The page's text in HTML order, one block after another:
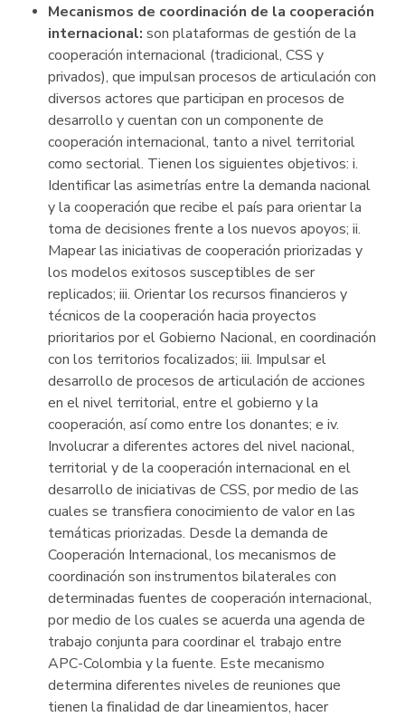
Mecanismos de coordinación de la cooperación
internacional: son plataformas de gestión de la
cooperación internacional (tradicional, CSS y
privados), que impulsan procesos de articulación con
diversos actores que participan en procesos de
desarrollo y cuentan con un componente de
cooperación internacional, tanto a nivel territorial
como sectorial. Tienen los siguientes objetivos: i.
Identificar las asimetrías entre la demanda nacional
y la cooperación que recibe el país para orientar la
toma de decisiones frente a los nuevos apoyos; ii.
Mapear las iniciativas de cooperación priorizadas y
los modelos exitosos susceptibles de ser
replicados; iii. Orientar los recursos financieros y
técnicos de la cooperación hacia proyectos
prioritarios por el Gobierno Nacional, en coordinación
con los territorios focalizados; iii. Impulsar el
desarrollo de procesos de articulación de acciones
en el nivel territorial, entre el gobierno y la
cooperación, así como entre los donantes; e iv.
Involucrar a diferentes actores del nivel nacional,
territorial y de la cooperación internacional en el
desarrollo de iniciativas de CSS, por medio de las
cuales se transfiera conocimiento de valor en las
temáticas priorizadas. Desde la demanda de
Cooperación Internacional, los mecanismos de
coordinación son instrumentos bilaterales con
determinadas fuentes de cooperación internacional,
por medio de los cuales se acuerda una agenda de
trabajo conjunta para coordinar el trabajo entre
APC-Colombia y la fuente. Este mecanismo
determina diferentes niveles de reuniones que
tienen la finalidad de dar lineamientos, hacer